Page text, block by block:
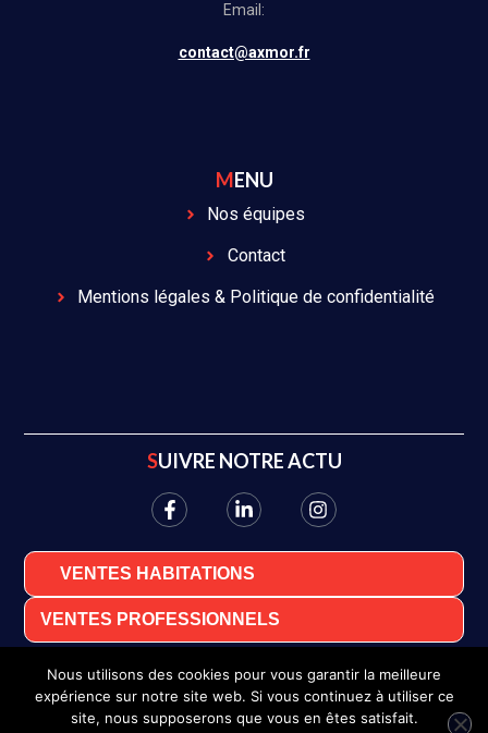
Email:
contact@axmor.fr
MENU
Nos équipes
Contact
Mentions légales & Politique de confidentialité
SUIVRE NOTRE ACTU
VENTES HABITATIONS
VENTES PROFESSIONNELS
Nous utilisons des cookies pour vous garantir la meilleure
expérience sur notre site web. Si vous continuez à utiliser ce
site, nous supposerons que vous en êtes satisfait.